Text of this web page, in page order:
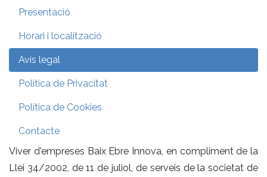
Presentació
Horari i localització
Avís legal
Política de Privacitat
Política de Cookies
Contacte
Viver d'empreses Baix Ebre Innova, en compliment de la
Llei 34/2002, de 11 de juliol, de serveis de la societat de